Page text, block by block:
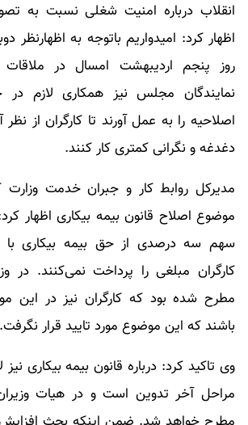
انقلاب درباره امنیت شغلی نسبت به
اظهار کرد: امیدواریم باتوجه به اظهارنظر
روز پنجم اردیبهشت امسال در ملاقات
نمایندگان مجلس نیز همکاری لازم
اصلاحیه را به عمل آورند تا کارگران از
دغدغه و نگرانی کمتری کار کنند.
مدیرکل روابط کار و جبران خدمت وزارت
موضوع اصلاح قانون بیمه بیکاری اظهار
سهم سه درصدی از حق بیمه بیکاری با
کارگران مبلغی را پرداخت نمی‌کنند. در
مطرح شده بود که کارگران نیز در این
باشند که این موضوع مورد تایید قرار نگرفت.
وی تاکید کرد: درباره قانون بیمه بیکاری
مراحل آخر تدوین است و در هیات